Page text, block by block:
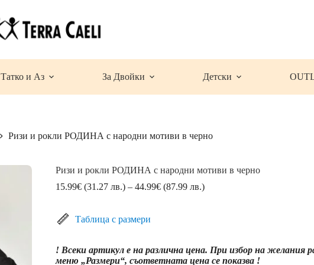
Татко и Аз За Двойки Детски
Ризи и рокли РОДИНА с народни мотиви в черно
Ризи и рокли РОДИНА с народни мотиви в черно
15.99€(31.27 лв.) – 44.99€(87.99 лв.)Price
44.99€
(87.99
Таблица с размери
! Всеки артикул е на различна цена. При избор на желания
меню „Размери“, съответната цена се показва !